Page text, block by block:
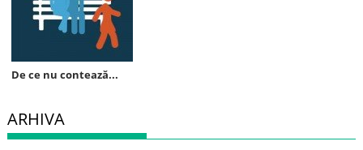
De ce nu contează...
ARHIVA